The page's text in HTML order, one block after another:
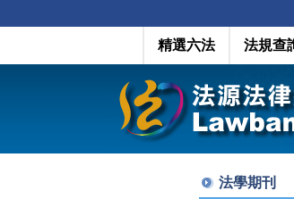
精選六法 法規查
法學期刊